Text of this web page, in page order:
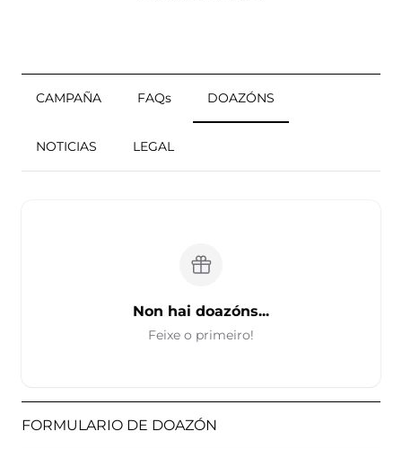
CAMPAÑA FAQs DOAZÓNS
NOTICIAS LEGAL
Non hai doazóns...
Feixe o primeiro!
FORMULARIO DE DOAZÓN